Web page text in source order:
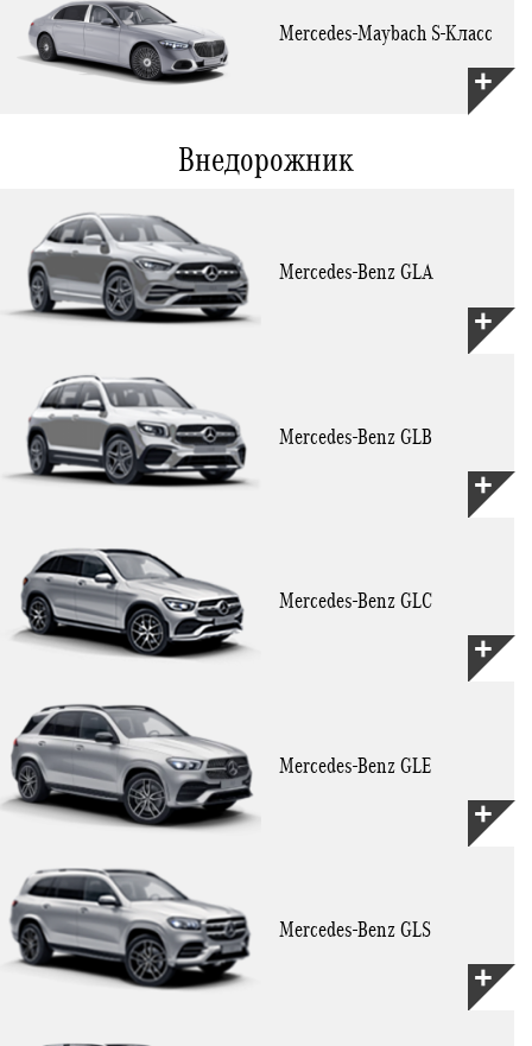
Mercedes-Maybach S-Класс
Внедорожник
Mercedes-Benz GLA
Mercedes-Benz GLB
Mercedes-Benz GLC
Mercedes-Benz GLE
Mercedes-Benz GLS